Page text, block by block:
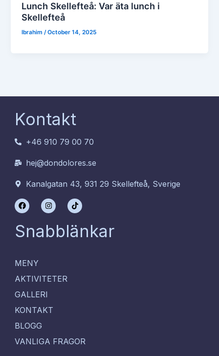
Lunch Skellefteå: Var äta lunch i
Skellefteå
Ibrahim/October 14, 2025
Kontakt
+46 910 79 00 70
hej@dondolores.se
Kanalgatan 43, 931 29 Skellefteå, Sverige
F
a
c
e
b
o
I
n
s
t
a
g
T
i
k
t
o
k
Snabblänkar
MENY
AKTIVITETER
GALLERI
KONTAKT
BLOGG
VANLIGA FRAGOR